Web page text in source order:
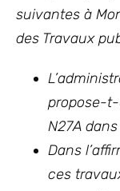
suivantes à
des Travaux
propose-
N27A
Dans
ces